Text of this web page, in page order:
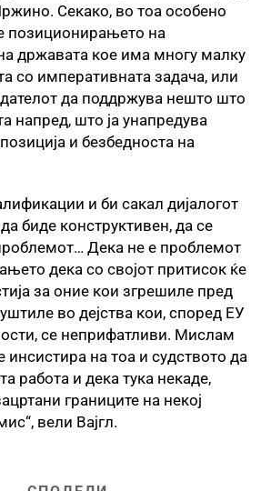
Секако, во тоа особено
позиционирањето на
државата кое има многу малку
со императивната задача, или
да поддржува нешто што
напред, што ја унапредува
и безбедноста на
и би сакал дијалогот
биде конструктивен, да се
Дека не е проблемот
дека со својот притисок ќе
за оние кои згрешиле пред
во дејства кои, според ЕУ
се неприфатливи. Мислам
инсистира на тоа и судството да
работа и дека тука некаде,
границите на некој
вели Вајгл.